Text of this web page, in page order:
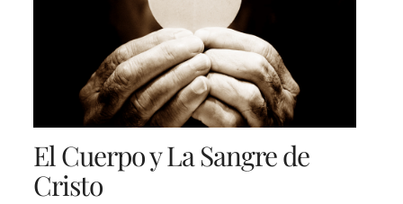
El Cuerpo y La Sangre de
Cristo